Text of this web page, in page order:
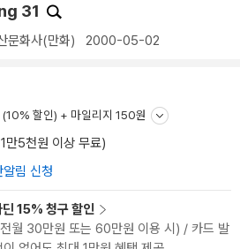
31
문화사(만화) 2000-05-02
(10% 할인) + 마일리지 150원
만5천원 이상 무료)
림 신청
15% 청구 할인
월 30만원 또는 60만원 이용 시) / 카드 발